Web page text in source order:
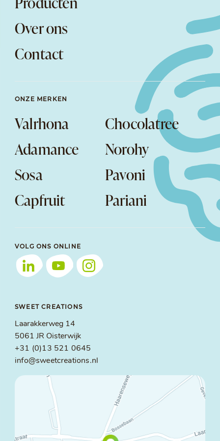
Over ons
Contact
ONZE MERKEN
Valrhona
Chocolatree
Adamance
Norohy
Sosa
Pavoni
Capfruit
Pariani
VOLG ONS ONLINE
SWEET CREATIONS
Laarakkerweg 14
5061 JR Oisterwijk
+31 (0)13 521 0645
info@sweetcreations.nl